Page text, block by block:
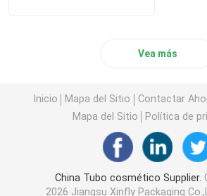
Vea más
Inicio Mapa del Sitio Contactar
Mapa del Sitio
Política de
China Tubo cosmético Supplier.
2026 Jiangsu Xinfly Packaging